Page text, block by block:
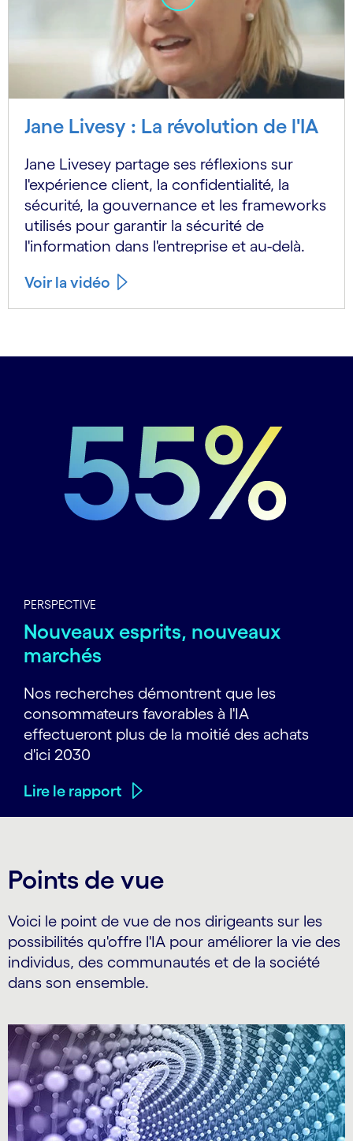
Jane Livesy : La révolution de l'IA
Jane Livesey partage ses réflexions sur
l'expérience client, la confidentialité, la
sécurité, la gouvernance et les frameworks
utilisés pour garantir la sécurité de
l'information dans l'entreprise et au-delà.
Voir la vidéo
PERSPECTIVE
Nouveaux esprits, nouveaux
marchés
Nos recherches démontrent que les
consommateurs favorables à l'IA
effectueront plus de la moitié des achats
d'ici 2030
Lire le rapport
Points de vue
Voici le point de vue de nos dirigeants sur les
possibilités qu'offre l'IA pour améliorer la vie des
individus, des communautés et de la société
dans son ensemble.